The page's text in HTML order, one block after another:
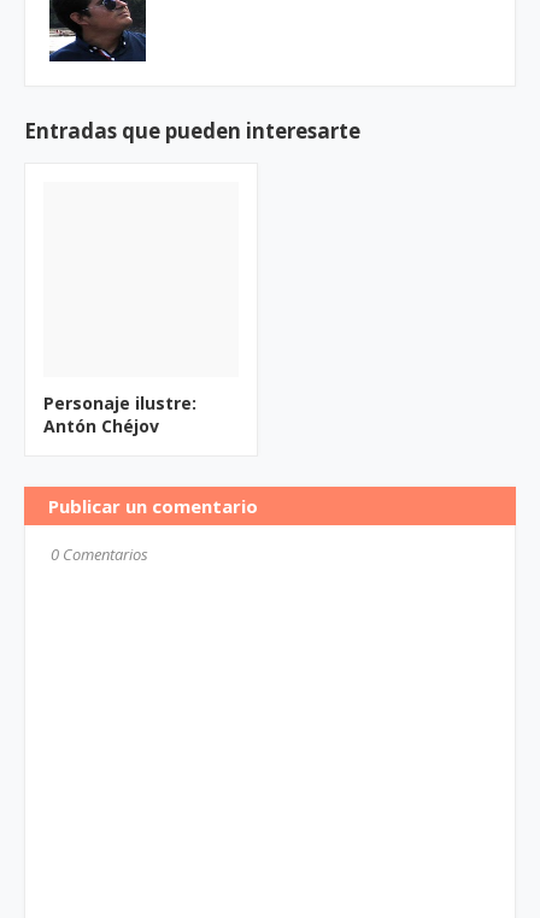
Entradas que pueden interesarte
Personaje ilustre:
Antón Chéjov
Publicar un comentario
0 Comentarios